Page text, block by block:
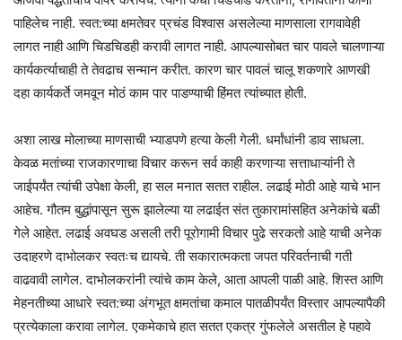
पाहिलेच नाही. स्वत:च्या क्षमतेवर प्रचंड विश्वास असलेल्या माणसाला रागवावेही
लागत नाही आणि चिडचिडही करावी लागत नाही. आपल्यासोबत चार पावले चालणाऱ्या
कार्यकर्त्याचाही ते तेवढाच सन्मान करीत. कारण चार पावलं चालू शकणारे आणखी
दहा कार्यकर्ते जमवून मोठं काम पार पाडण्याची हिंमत त्यांच्यात होती.
अशा लाख मोलाच्या माणसाची भ्याडपणे हत्या केली गेली. धर्मांधांनी डाव साधला.
केवळ मतांच्या राजकारणाचा विचार करून सर्व काही करणाऱ्या सत्ताधाऱ्यांनी ते
जाईपर्यंत त्यांची उपेक्षा केली, हा सल मनात सतत राहील. लढाई मोठी आहे याचे भान
आहेच. गौतम बुद्धांपासून सुरू झालेल्या या लढाईत संत तुकारामांसहित अनेकांचे बळी
गेले आहेत. लढाई अवघड असली तरी पूरोगामी विचार पुढे सरकतो आहे याची अनेक
उदाहरणे दाभोलकर स्वतःच द्यायचे. ती सकारात्मकता जपत परिवर्तनाची गती
वाढवावी लागेल. दाभोलकरांनी त्यांचे काम केले, आता आपली पाळी आहे. शिस्त आणि
मेहनतीच्या आधारे स्वत:च्या अंगभूत क्षमतांचा कमाल पातळीपर्यंत विस्तार आपल्यापैकी
प्रत्येकाला करावा लागेल. एकमेकाचे हात सतत एकत्र गुंफलेले असतील हे पहावे